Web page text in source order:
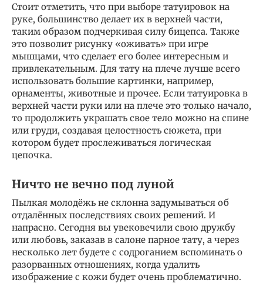
Стоит отметить, что при выборе татуировок на
руке, большинство делает их в верхней части,
таким образом подчеркивая силу бицепса. Также
это позволит рисунку «оживать» при игре
мышцами, что сделает его более интересным и
привлекательным. Для тату на плече лучше всего
использовать большие картинки, например,
орнаменты, животные и прочее. Если татуировка в
верхней части руки или на плече это только начало,
то продолжить украшать свое тело можно на спине
или груди, создавая целостность сюжета, при
котором будет прослеживаться логическая
цепочка.
Ничто не вечно под луной
Пылкая молодёжь не склонна задумываться об
отдалённых последствиях своих решений. И
напрасно. Сегодня вы увековечили свою дружбу
или любовь, заказав в салоне парное тату, а через
несколько лет будете с содроганием вспоминать о
разорванных отношениях, когда удалить
изображение с кожи будет очень проблематично.